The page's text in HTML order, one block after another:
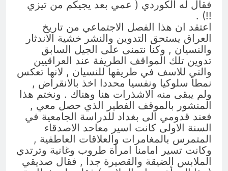
فقال له الكوردي ( عمي بعد يجيكم من تيزي
!!) .
اعتقد ان هذا الفصل الاجتماعي من تاريخ
العراق يستحق التدوين والنشر خشية الاندثار
والنسيان , وكنا نتمنى على الجيل السابق
تدوين تلك المواقف الطريفة عند العراقيين
والتي للاسف في طريقها للنسيان , لانها تعكس
نمطا سلوكيا ونفسيا محددا اخذ بالانقراض ,
ولم يبقى منه الاشذرات هنا وهناك . ونختم هذا
المنشور بالموقف الفطير الذي حصل معي ,
فعند قدومي الى بغداد للدراسة الجامعية في
السنة الاولى كانت اسير معاحد الاصدقاء
المتمرس بالمغامرات والعلاقات العاطفية ,
وكانت تسير امامنا امرأة طروب وغانية وترتدي
الملابس الضيقة والقصيرة جدا , فقال صديقي